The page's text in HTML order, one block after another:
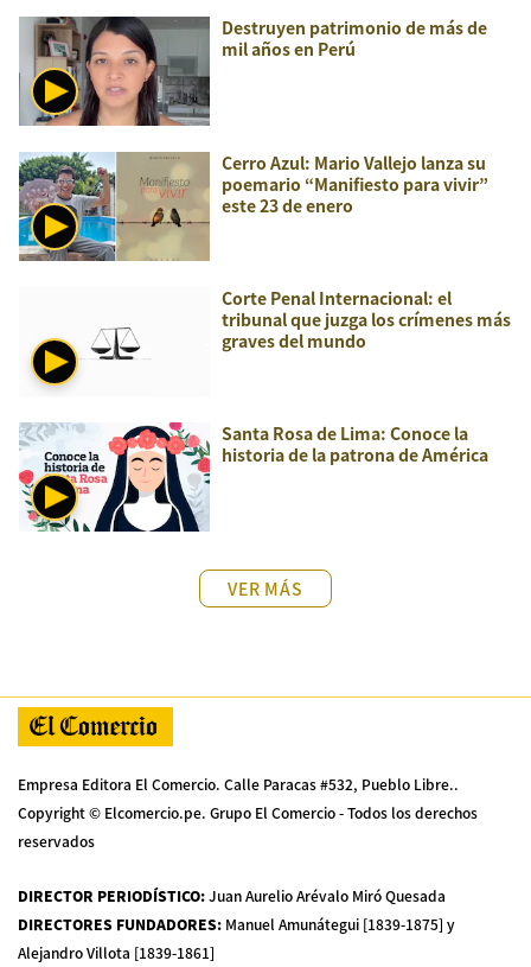
Destruyen patrimonio de más de
mil años en Perú
Cerro Azul: Mario Vallejo lanza su
poemario “Manifiesto para vivir”
este 23 de enero
Corte Penal Internacional: el
tribunal que juzga los crímenes más
graves del mundo
Santa Rosa de Lima: Conoce la
historia de la patrona de América
VER MÁS
Empresa Editora El Comercio. Calle Paracas #532, Pueblo Libre..
Copyright © Elcomercio.pe. Grupo El Comercio - Todos los derechos
reservados
DIRECTOR PERIODÍSTICO:Juan Aurelio Arévalo Miró Quesada
DIRECTORES FUNDADORES: Manuel Amunátegui [1839-1875] y
Alejandro Villota [1839-1861]